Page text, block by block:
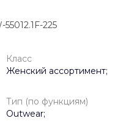
225
Класс
Женский ассортимент;
Тип (по функциям)
Outwear;